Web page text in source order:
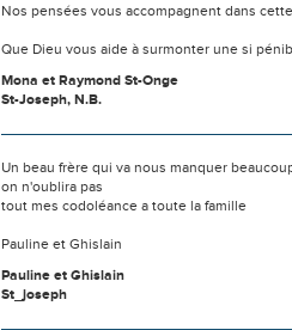
Nos pensées vous accompagnent dans
Que Dieu vous aide à surmonter une si
Mona et Raymond St-Onge
St-Joseph, N.B.
Un beau frère qui va nous manquer
on n'oublira pas
tout mes codoléance a toute la famille
Pauline et Ghislain
Pauline et Ghislain
St_joseph